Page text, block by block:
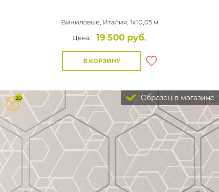
Виниловые, Италия, 1x10,05 м
Цена:
19 500 руб.
В КОРЗИНУ
Образец в магазине